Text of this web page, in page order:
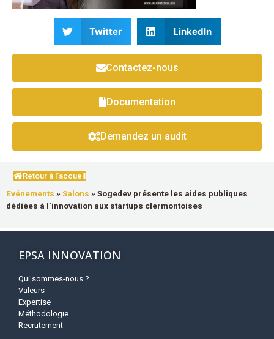
Twitter LinkedIn
Contactez-nous
Documentation
Demandez un audit
Retour à l'accueil
Evénements »Salons »Sogedev présente les aides publiques
dédiées à l’innovation aux startups clermontoises
EPSA INNOVATION
Qui sommes-nous ?
Valeurs
Expertise
Méthodologie
Recrutement